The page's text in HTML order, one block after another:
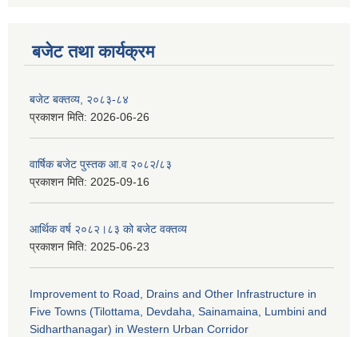
बजेट तथा कार्यक्रम
बजेट बक्तव्य, २०८३-८४
प्रकाशन मिति: 2026-06-26
वार्षिक बजेट पुस्तक आ.व २०८२/८३
प्रकाशन मिति: 2025-09-16
आर्थिक वर्ष २०८२।८३ को बजेट वक्तव्य
प्रकाशन मिति: 2025-06-23
Improvement to Road, Drains and Other Infrastructure in
Five Towns (Tilottama, Devdaha, Sainamaina, Lumbini and
Sidharthanagar) in Western Urban Corridor